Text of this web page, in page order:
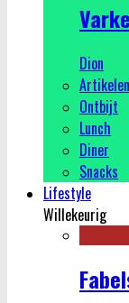
Dion
Artikelen
Ontbijt
Lunch
Diner
Snacks
Lifestyle
Willekeurig